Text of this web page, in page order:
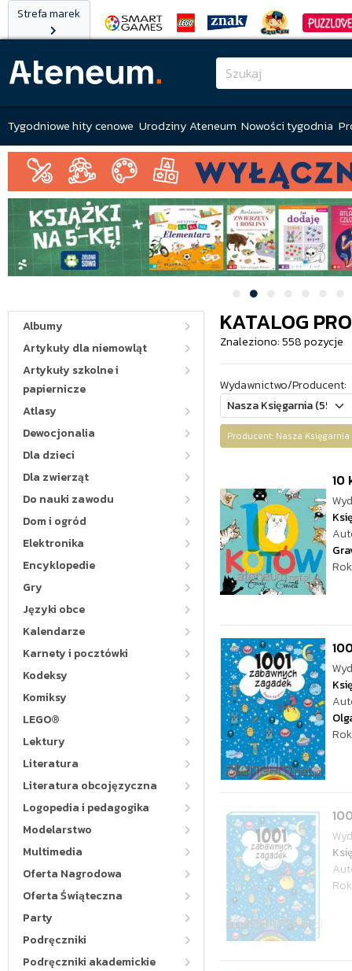
Strefa marek
Tygodniowe hity cenowe Urodziny Ateneum Nowości tygodnia
Albumy
Artykuły dla niemowląt
Artykuły szkolne i
papiernicze
Atlasy
Dewocjonalia
Dla dzieci
Dla zwierząt
Do nauki zawodu
Dom i ogród
Elektronika
Encyklopedie
Gry
Języki obce
Kalendarze
Karnety i pocztówki
Kodeksy
Komiksy
LEGO®
Lektury
Literatura
Literatura obcojęzyczna
Logopedia i pedagogika
Modelarstwo
Multimedia
Oferta Nagrodowa
Oferta Świąteczna
Party
Podręczniki
Podręczniki akademickie
KATALOG
Znaleziono: 558 pozycje
Wydawnictwo/Producent:
Producent: Nasza
10